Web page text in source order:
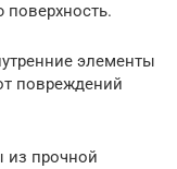
элементы
повреждений
из прочной